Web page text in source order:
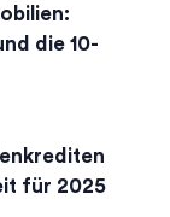
die 10-
für 2025